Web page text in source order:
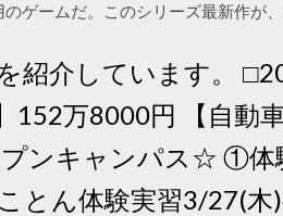
ゲームだ。このシリーズ最新作が
紹介しています。
152万8000円 【自動
ンキャンパス☆ ①体
とん体験実習3/27(